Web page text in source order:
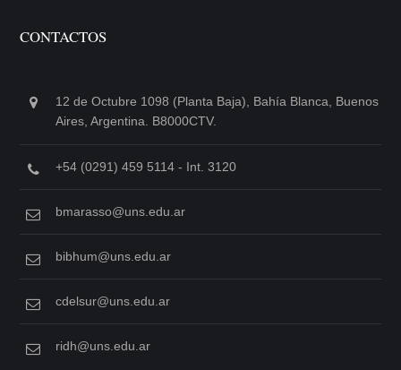
CONTACTOS
12 de Octubre 1098 (Planta Baja), Bahía Blanca, Buenos
Aires, Argentina. B8000CTV.
+54 (0291) 459 5114 - Int. 3120
bmarasso@uns.edu.ar
bibhum@uns.edu.ar
cdelsur@uns.edu.ar
ridh@uns.edu.ar